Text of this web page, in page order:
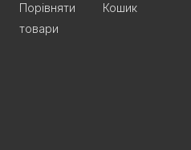
Порівняти
товари
Кошик